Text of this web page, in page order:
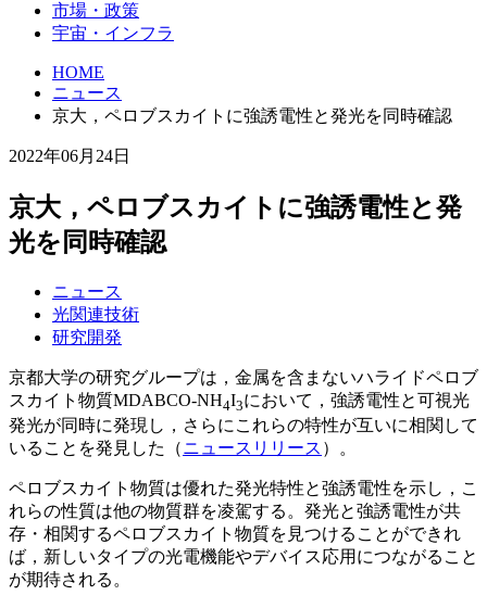
市場・政策
宇宙・インフラ
HOME
ニュース
京大，ペロブスカイトに強誘電性と発光を同時確認
2022年06月24日
京大，ペロブスカイトに強誘電性と発
光を同時確認
ニュース
光関連技術
研究開発
京都⼤学の研究グループは，⾦属を含まないハライドペロブ
スカイト物質MDABCO-NH4I3において，強誘電性と可視光
発光が同時に発現し，さらにこれらの特性が互いに相関して
いることを発⾒した（ニュースリリース ）。
ペロブスカイト物質は優れた発光特性と強誘電性を⽰し，こ
れらの性質は他の物質群を凌駕する。発光と強誘電性が共
存・相関するペロブスカイト物質を⾒つけることができれ
ば，新しいタイプの光電機能やデバイス応⽤につながること
が期待される。